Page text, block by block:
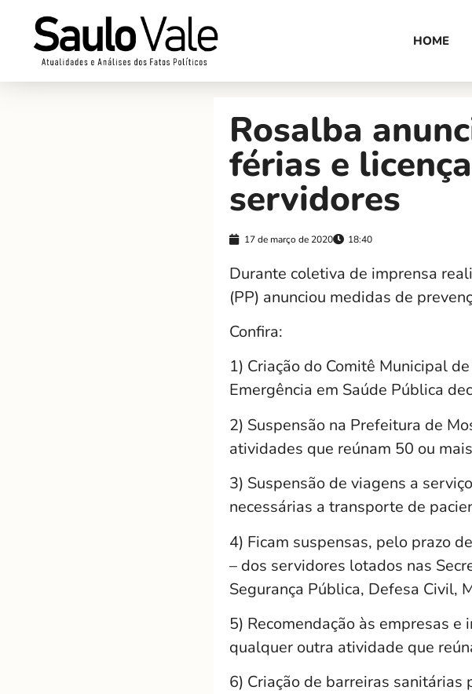
HOME
Rosalba
férias e
servidores
17 de março de 2020 18:40
Durante coletiva de imprensa
(PP) anunciou medidas de
Confira:
1) Criação do Comitê Municipal
Emergência em Saúde Pública
2) Suspensão na Prefeitura de
atividades que reúnam 50 ou
3) Suspensão de viagens a
necessárias a transporte de
4) Ficam suspensas, pelo prazo
– dos servidores lotados nas
Segurança Pública, Defesa Civil,
5) Recomendação às empresas
qualquer outra atividade que
6) Criação de barreiras sanitárias